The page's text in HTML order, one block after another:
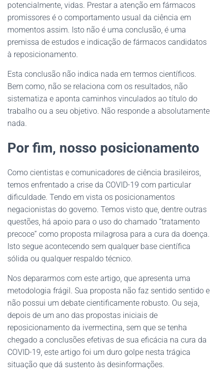
potencialmente, vidas. Prestar a atenção em fármacos
promissores é o comportamento usual da ciência em
momentos assim. Isto não é uma conclusão, é uma
premissa de estudos e indicação de fármacos candidatos
à reposicionamento.
Esta conclusão não indica nada em termos científicos.
Bem como, não se relaciona com os resultados, não
sistematiza e aponta caminhos vinculados ao título do
trabalho ou a seu objetivo. Não responde a absolutamente
nada.
Por fim, nosso posicionamento
Como cientistas e comunicadores de ciência brasileiros,
temos enfrentado a crise da COVID-19 com particular
dificuldade. Tendo em vista os posicionamentos
negacionistas do governo. Temos visto que, dentre outras
questões, há apoio para o uso do chamado “tratamento
precoce” como proposta milagrosa para a cura da doença.
Isto segue acontecendo sem qualquer base científica
sólida ou qualquer respaldo técnico.
Nos depararmos com este artigo, que apresenta uma
metodologia frágil. Sua proposta não faz sentido sentido e
não possui um debate cientificamente robusto. Ou seja,
depois de um ano das propostas iniciais de
reposicionamento da ivermectina, sem que se tenha
chegado a conclusões efetivas de sua eficácia na cura da
COVID-19, este artigo foi um duro golpe nesta trágica
situação que dá sustento às desinformações.